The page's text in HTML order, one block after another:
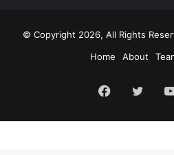
© Copyright 2026, All Rights
Home
About
Facebook